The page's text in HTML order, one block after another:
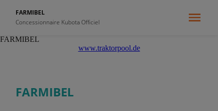
FARMIBEL
Concessionnaire Kubota Officiel
FARMIBEL
www.traktorpool.de
FARMIBEL